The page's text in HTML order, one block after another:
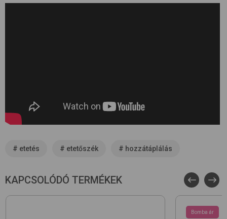
# etetés # etetőszék # hozzátáplálás
KAPCSOLÓDÓ TERMÉKEK
Bomba ár